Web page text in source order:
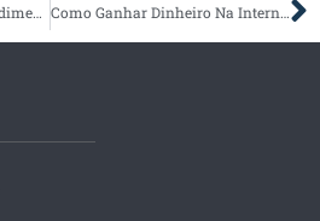
Dicas para Melhorar o Atendimento ao Cliente da sua Empresa Como Ganhar Dinheiro Na Internet?